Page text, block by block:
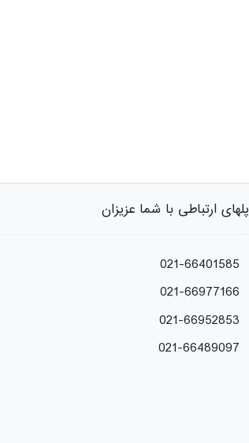
پلهای ارتباطی با شما عزیزان
021-66401585
021-66977166
021-66952853
021-66489097